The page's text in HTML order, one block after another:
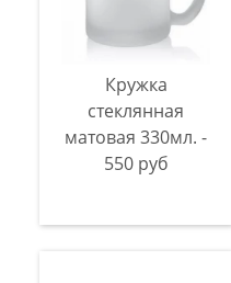
Кружка
стеклянная
матовая 330мл. -
550 руб